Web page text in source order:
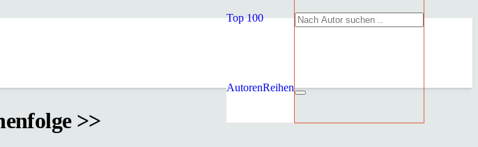
Top 100
AutorenReihen
>>